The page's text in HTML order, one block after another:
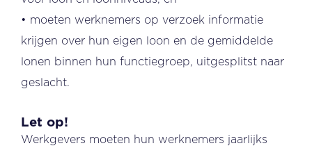
• moeten werknemers op verzoek informatie
krijgen over hun eigen loon en de gemiddelde
lonen binnen hun functiegroep, uitgesplitst naar
geslacht.
Let op!
Werkgevers moeten hun werknemers jaarlijks